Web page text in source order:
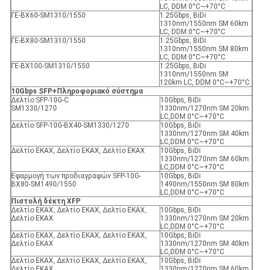
LC, DDM 0°C~+70°C
ΓΕ-ΒΧ60-SM1310/1550
1.25Gbps, BiDi
1310nm/1550nm SM 60km
LC, DDM 0°C~+70°C
ΓΕ-ΒΧ80-SM1310/1550
1.25Gbps, BiDi
1310nm/1550nm SM 80km
LC, DDM 0°C~+70°C
ΓΕ-ΒΧ100-SM1310/1550
1.25Gbps, BiDi
1310nm/1550nm SM
120km LC, DDM 0°C~+70°C
10Gbps SFP+ Πληροφοριακό σύστημα
Δελτίο SFP-10G-C
SM1330/1270
10Gbps, BiDi
1330nm/1270nm SM 20km
LC,DDM 0°C~+70°C
Δελτίο SFP-10G-BX40-SM1330/1270
10Gbps, BiDi
1330nm/1270nm SM 40km
LC,DDM 0°C~+70°C
Δελτίο ΕΚΑΧ, Δελτίο ΕΚΑΧ, Δελτίο ΕΚΑΧ
10Gbps, BiDi
1330nm/1270nm SM 60km
LC,DDM 0°C~+70°C
Εφαρμογή των προδιαγραφών SFP-10G-
BX80-SM1490/1550
10Gbps, BiDi
1490nm/1550nm SM 80km
LC,DDM 0°C~+70°C
Πιστολή δέκτη XFP
Δελτίο ΕΚΑΧ, Δελτίο ΕΚΑΧ, Δελτίο ΕΚΑΧ,
Δελτίο ΕΚΑΧ
10Gbps, BiDi
1330nm/1270nm SM 20km
LC,DDM 0°C~+70°C
Δελτίο ΕΚΑΧ, Δελτίο ΕΚΑΧ, Δελτίο ΕΚΑΧ,
Δελτίο ΕΚΑΧ
10Gbps, BiDi
1330nm/1270nm SM 40km
LC,DDM 0°C~+70°C
Δελτίο ΕΚΑΧ, Δελτίο ΕΚΑΧ, Δελτίο ΕΚΑΧ,
10Gbps, BiDi